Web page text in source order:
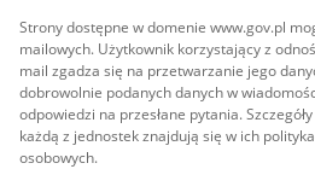
Strony dostępne w domenie www.gov.pl
mailowych. Użytkownik korzystający z
mail zgadza się na przetwarzanie jego
dobrowolnie podanych danych w
odpowiedzi na przesłane pytania.
każdą z jednostek znajdują się w ich
osobowych.